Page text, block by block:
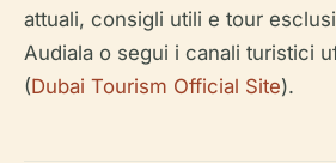
attuali, consigli utili e tour
Audiala o segui i canali turistici
(Dubai Tourism Official Site).